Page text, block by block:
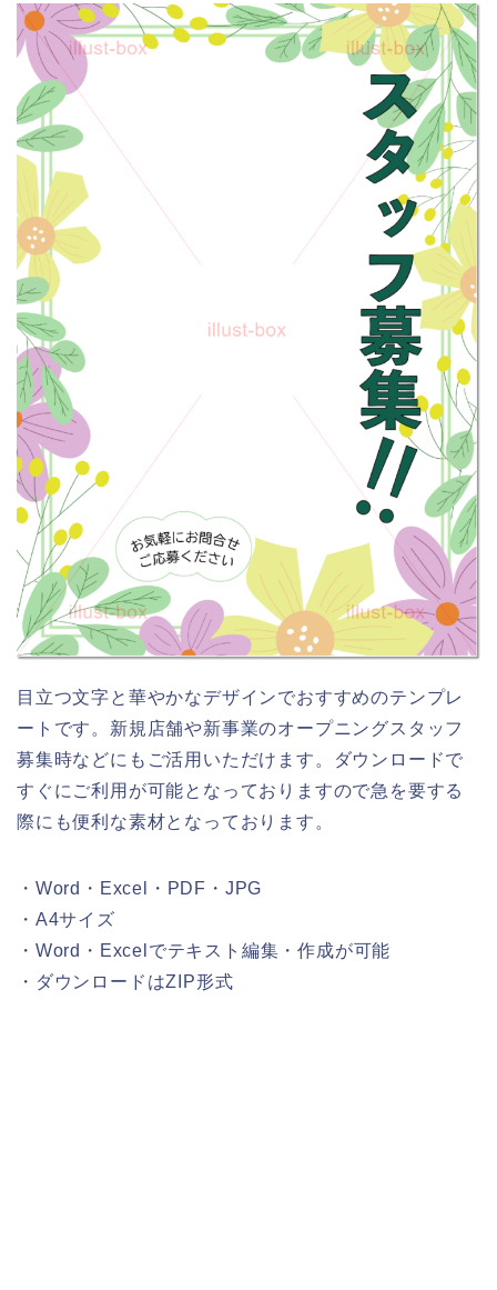
目立つ文字と華やかなデザインでおすすめのテンプレ
ートです。新規店舗や新事業のオープニングスタッフ
募集時などにもご活用いただけます。ダウンロードで
すぐにご利用が可能となっておりますので急を要する
際にも便利な素材となっております。
・Word・Excel・PDF・JPG
・A4サイズ
・Word・Excelでテキスト編集・作成が可能
・ダウンロードはZIP形式